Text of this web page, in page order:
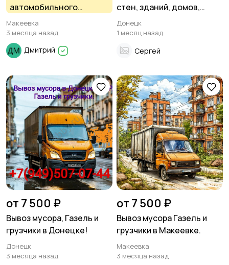
автомобильного
кондиционера
Макеевка
3 месяца назад
Дмитрий
стен, зданий, домов,
дверей, балконов и
других конструкций
Донецк
1 месяц назад
Сергей
от 7 500 ₽
Вывоз мусора, Газель и
грузчики в Донецке!
Донецк
3 месяца назад
от 7 500 ₽
Вывоз мусора Газель и
грузчики в Макеевке.
Макеевка
3 месяца назад